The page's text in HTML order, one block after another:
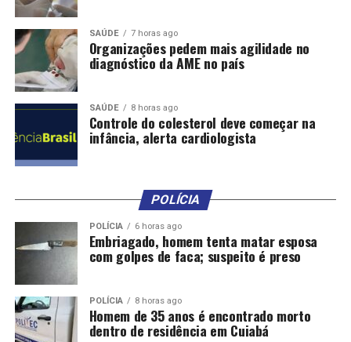
Motorista de atropelamento em Nova Orleans pode não
ter agido sozinho
Caminhão atropela multidão em cidade dos EUA e deixa
10 mortos
SAÚDE 7 horas ago
Organizações pedem mais agilidade no
diagnóstico da AME no país
SAÚDE 8 horas ago
Controle do colesterol deve começar na
infância, alerta cardiologista
POLÍCIA
POLÍCIA 6 horas ago
Embriagado, homem tenta matar esposa
com golpes de faca; suspeito é preso
POLÍCIA 8 horas ago
Homem de 35 anos é encontrado morto
dentro de residência em Cuiabá